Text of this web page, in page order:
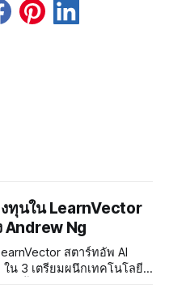
ทุนใน LearnVector
Andrew Ng
สตาร์ทอัพ AI
น 3 เตรียมผนึกเทคโนโลยี